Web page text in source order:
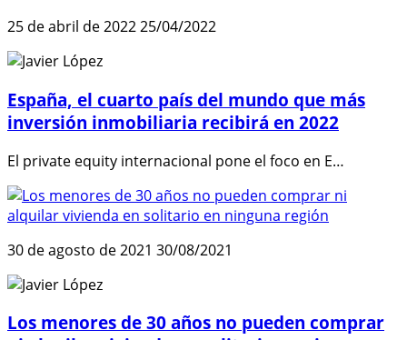
25 de abril de 202225/04/2022
España, el cuarto país del mundo que más
inversión inmobiliaria recibirá en 2022
El private equity internacional pone el foco en E…
30 de agosto de 2021 30/08/2021
Los menores de 30 años no pueden comprar